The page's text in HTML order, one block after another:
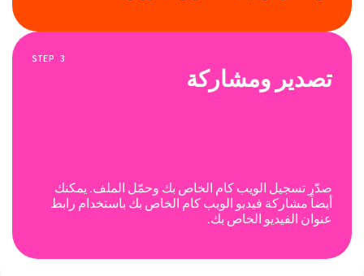
STEP 3
تصدير ومشاركة
صدّر تسجيل الويب كام الخاص بك وحمّل الملف. يمكنك
أيضاً مشاركة فيديو الويب كام الخاص بك باستخدام رابط
عنوان الفيديو الخاص بك.